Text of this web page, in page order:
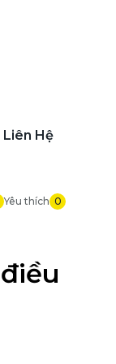
Liên Hệ
Yêu thích 0